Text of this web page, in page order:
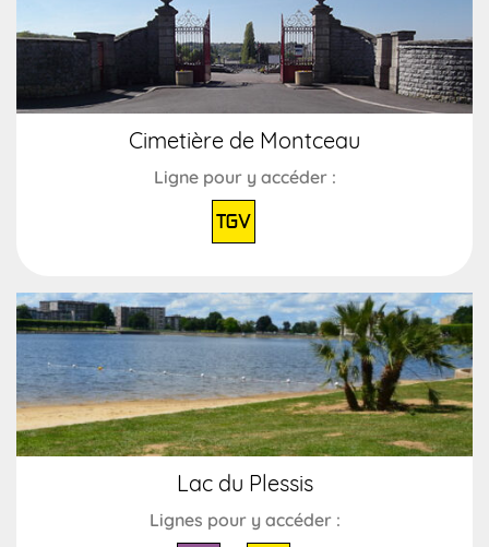
Cimetière de Montceau
Ligne pour y accéder :
TGV
Lac du Plessis
Lignes pour y accéder :